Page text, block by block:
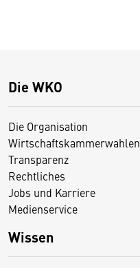
Die WKO
Die Organisation
Wirtschaftskammerwahlen
Transparenz
Rechtliches
Jobs und Karriere
Medienservice
Wissen